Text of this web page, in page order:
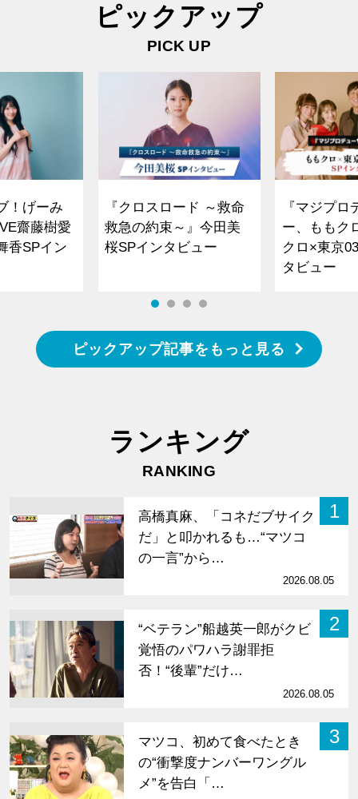
ピックアップ
PICK UP
！げーみ
齋藤樹愛
香SPイン
『クロスロード ～救命
救急の約束～』今田美
桜SPインタビュー
『マジプロ
ー、ももク
クロ×東京
タビュー
ピックアップ記事をもっと見る
ランキング
RANKING
1
高橋真麻、「コネだブサイク
だ」と叩かれるも…“マツコ
の一言”から…
2026.08.05
2
“ベテラン”船越英一郎がクビ
覚悟のパワハラ謝罪拒
否！“後輩”だけ…
2026.08.05
3
マツコ、初めて食べたとき
の“衝撃度ナンバーワングル
メ”を告白「…